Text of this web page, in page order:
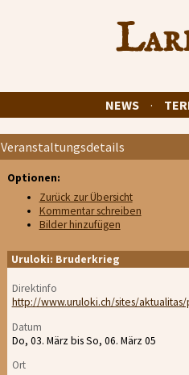
NEWS ·
Veranstaltungsdetails
Optionen:
Zurück zur Übersicht
Kommentar schreiben
Bilder hinzufügen
Uruloki: Bruderkrieg
Direktinfo
http://www.uruloki.ch/sites/
Datum
Do, 03. März bis So, 06. März 05
Ort